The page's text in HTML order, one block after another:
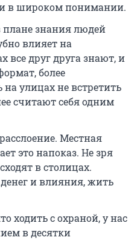
в широком понимании.
плане знания людей
влияет на
все друг друга знают, и
более
улицах не встретить
считают себя одним
Местная
это напоказ. Не зря
в столицах.
и влияния, жить
ходить с охраной, у нас
в десятки